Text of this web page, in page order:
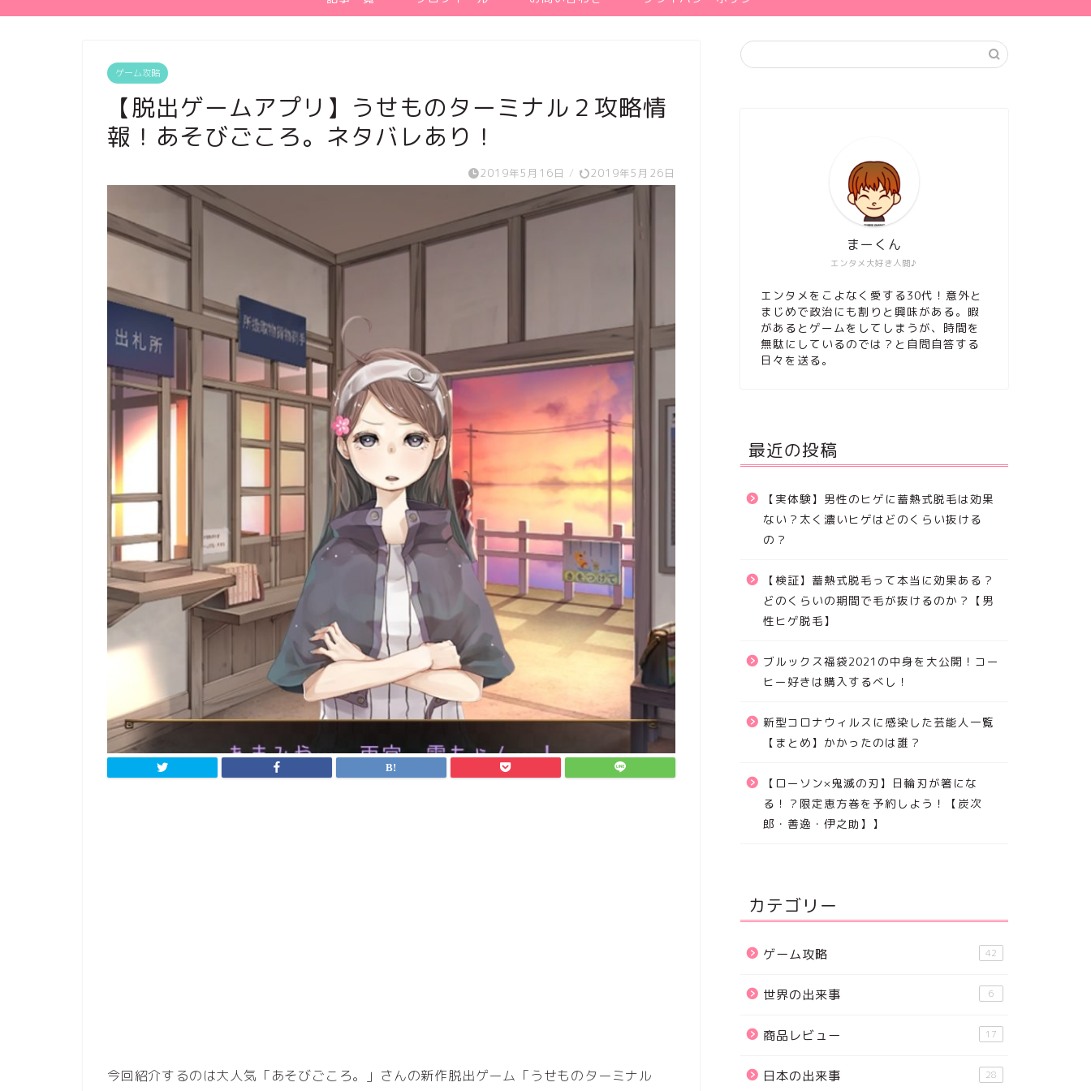
ゲーム攻略
【脱出ゲームアプリ】うせものターミナル２攻略情
報！あそびごころ。ネタバレあり！
2019年5月16日 / 2019年5月26日
今回紹介するのは大人気「あそびごころ。」さんの新作脱出ゲーム「うせものターミナル
エンタメ大好き人間♪
まーくん
エンタメをこよなく愛する30代！意外と
まじめで政治にも割りと興味がある。暇
があるとゲームをしてしまうが、時間を
無駄にしているのでは？と自問自答する
日々を送る。
最近の投稿
【実体験】男性のヒゲに蓄熱式脱毛は効果
ない？太く濃いヒゲはどのくらい抜ける
の？
【検証】蓄熱式脱毛って本当に効果ある？
どのくらいの期間で毛が抜けるのか？【男
性ヒゲ脱毛】
ブルックス福袋2021の中身を大公開！コー
ヒー好きは購入するべし！
新型コロナウィルスに感染した芸能人一覧
【まとめ】かかったのは誰？
【ローソン×鬼滅の刃】日輪刃が箸にな
る！？限定恵方巻を予約しよう！【炭次
郎・善逸・伊之助】】
カテゴリー
ゲーム攻略 42
世界の出来事 6
商品レビュー 17
日本の出来事 28